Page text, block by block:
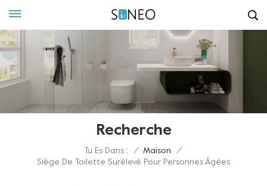
Recherche
Tu Es Dans : / Maison
/
Siège De Toilette Surélevé Pour Personnes Âgées